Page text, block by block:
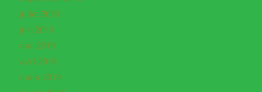
juillet 2019
juin 2019
mai 2019
avril 2019
mars 2019